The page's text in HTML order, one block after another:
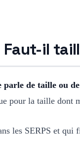
il
parle de taille ou
pour la taille dont
les SERPS et